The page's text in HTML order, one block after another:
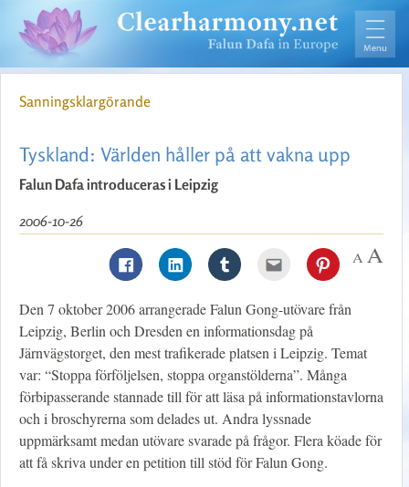
Sanningsklargörande
Tyskland: Världen håller på att vakna upp
Falun Dafa introduceras i Leipzig
2006-10-26
Den 7 oktober 2006 arrangerade Falun Gong-utövare från
Leipzig, Berlin och Dresden en informationsdag på
Järnvägstorget, den mest trafikerade platsen i Leipzig. Temat
var: “Stoppa förföljelsen, stoppa organstölderna”. Många
förbipasserande stannade till för att läsa på informationstavlorna
och i broschyrerna som delades ut. Andra lyssnade
uppmärksamt medan utövare svarade på frågor. Flera köade för
att få skriva under en petition till stöd för Falun Gong.